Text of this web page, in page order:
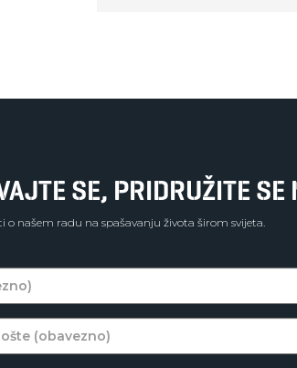
SE, PRIDRUŽITE
o našem radu na spašavanju života širom svijeta.